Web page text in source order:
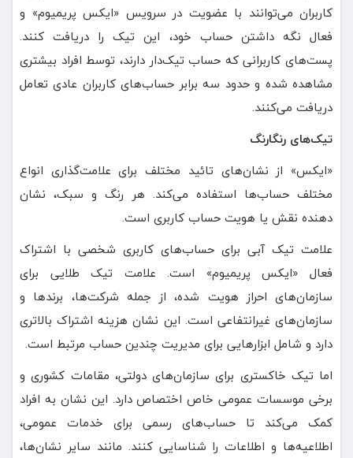
کاربران می‌توانند با عضویت در سرویس «ایکس پریمیوم» و
فعال نگه داشتن حساب خود، این تیک را دریافت کنند.
پست‌های کاربرانی که حساب تیک‌دار دارند، توسط افراد بیشتری
مشاهده شده و حدود سه برابر حساب‌های کاربران عادی تعامل
دریافت می‌کنند.
تیک‌های رنگارنگ
«ایکس» از نشان‌های تائید مختلف برای علامت‌گذاری انواع
مختلف حساب‌ها استفاده می‌کند. هر رنگ و سبک، نشان
دهنده‌ نقش یا هویت حساب کاربری است.
علامت تیک آبی برای حساب‌های کاربری شخصی با اشتراک
فعال «ایکس پریمیوم» است. علامت تیک طلایی برای
سازمان‌های احراز هویت شده، از جمله شرکت‌ها، برندها و
سازمان‌های غیرانتفاعی است. این نشان هزینه اشتراک بالاتری
دارد و شامل ابزارهایی برای مدیریت چندین حساب مرتبط است.
اما تیک خاکستری برای سازمان‌های دولتی، مقامات کشوری و
برخی موسسات عمومی خاص اختصاص دارد. این نشان به افراد
کمک می‌کند تا حساب‌های رسمی برای خدمات عمومی،
اطلاعیه‌ها و اطلاعات را شناسایی کنند. مانند سایر نشان‌ها،